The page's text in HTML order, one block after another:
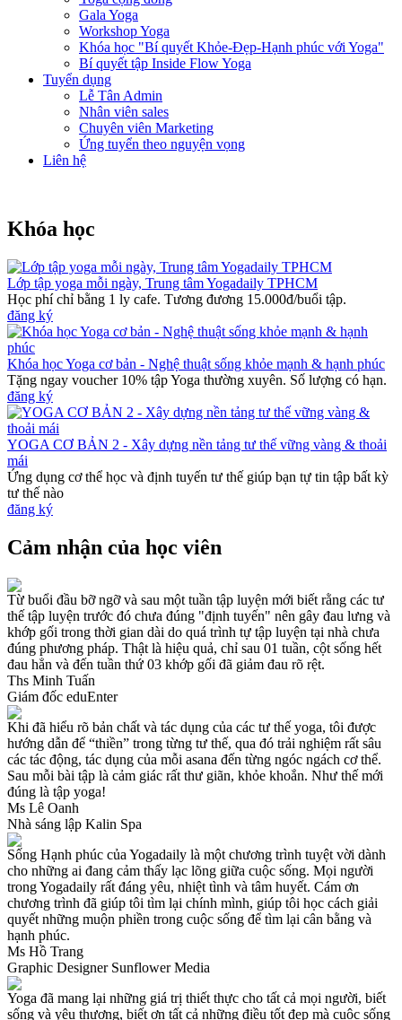
Gala Yoga
Workshop Yoga
Khóa học "Bí quyết Khỏe-Đẹp-Hạnh phúc với Yoga"
Bí quyết tập Inside Flow Yoga
Tuyển dụng
Lễ Tân Admin
Nhân viên sales
Chuyên viên Marketing
Ứng tuyển theo nguyện vọng
Liên hệ
Khóa học
Lớp tập yoga mỗi ngày, Trung tâm Yogadaily TPHCM
Học phí chỉ bằng 1 ly cafe. Tương đương 15.000đ/buổi tập.
đăng ký
Khóa học Yoga cơ bản - Nghệ thuật sống khỏe mạnh & hạnh phúc
Tặng ngay voucher 10% tập Yoga thường xuyên. Số lượng có hạn.
đăng ký
YOGA CƠ BẢN 2 - Xây dựng nền tảng tư thế vững vàng & thoải
mái
Ứng dụng cơ thể học và định tuyến tư thế giúp bạn tự tin tập bất kỳ
tư thế nào
đăng ký
Cảm nhận của học viên
Từ buổi đầu bỡ ngỡ và sau một tuần tập luyện mới biết rằng các tư
thế tập luyện trước đó chưa đúng "định tuyến" nên gây đau lưng và
khớp gối trong thời gian dài do quá trình tự tập luyện tại nhà chưa
đúng phương pháp. Thật là hiệu quả, chỉ sau 01 tuần, cột sống hết
đau hẳn và đến tuần thứ 03 khớp gối đã giảm đau rõ rệt.
Ths Minh Tuấn
Giám đốc eduEnter
Khi đã hiểu rõ bản chất và tác dụng của các tư thế yoga, tôi được
hướng dẫn để “thiền” trong từng tư thế, qua đó trải nghiệm rất sâu
các tác động, tác dụng của mỗi asana đến từng ngóc ngách cơ thể.
Sau mỗi bài tập là cảm giác rất thư giãn, khỏe khoắn. Như thế mới
đúng là tập yoga!
Ms Lê Oanh
Nhà sáng lập Kalin Spa
Sống Hạnh phúc của Yogadaily là một chương trình tuyệt vời dành
cho những ai đang cảm thấy lạc lõng giữa cuộc sống. Mọi người
trong Yogadaily rất đáng yêu, nhiệt tình và tâm huyết. Cám ơn
chương trình đã giúp tôi tìm lại chính mình, giúp tôi học cách giải
quyết những muộn phiền trong cuộc sống để tìm lại cân bằng và
hạnh phúc.
Ms Hồ Trang
Graphic Designer Sunflower Media
Yoga đã mang lại những giá trị thiết thực cho tất cả mọi người, biết
sống và yêu thương, biết ơn tất cả những điều tốt đẹp mà cuộc sống